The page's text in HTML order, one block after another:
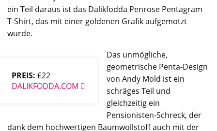
ein Teil daraus ist das Dalikfodda Penrose Pentagram
T-Shirt, das mit einer goldenen Grafik aufgemotzt
wurde.
PREIS: £22
DALIKFODDA.COM
Das unmögliche,
geometrische Penta-Design
von Andy Mold ist ein
schräges Teil und
gleichzeitig ein
Pensionisten-Schreck, der
dank dem hochwertigen Baumwollstoff auch mit der